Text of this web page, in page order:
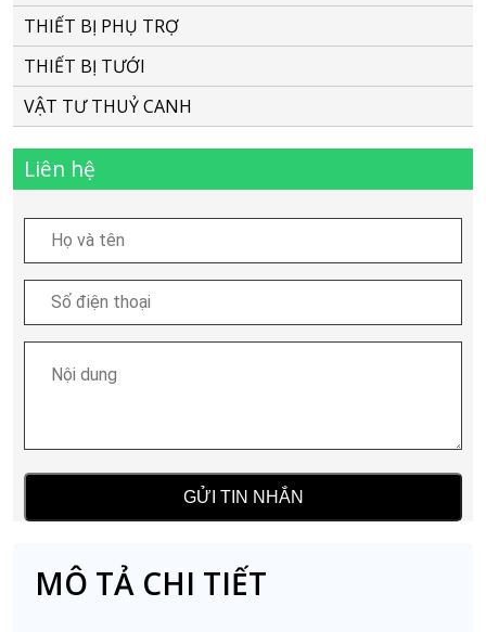
THIẾT BỊ PHỤ TRỢ
THIẾT BỊ TƯỚI
VẬT TƯ THUỶ CANH
Liên hệ
MÔ TẢ CHI TIẾT